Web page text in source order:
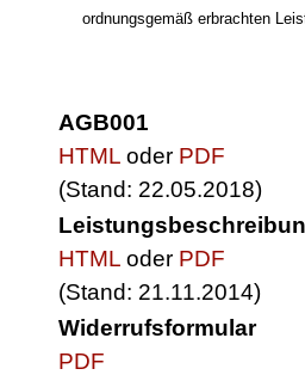
ordnungsgemäß erbrachten
AGB001
HTML oder PDF
(Stand: 22.05.2018)
HTML oder PDF
(Stand: 21.11.2014)
Widerrufsformular
PDF